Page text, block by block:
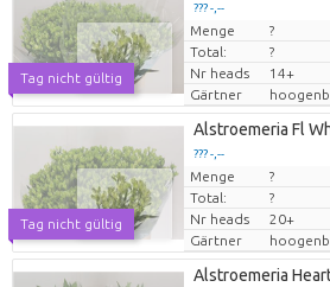
Tag nicht gültig
??? -,--
Preis pro Stück
Menge ?
Total:
?
Nr heads
14+
Gärtner
Tag nicht gültig
Alstroemeria Fl
??? -,--
Preis pro Stück
Menge ?
Total:
?
Nr heads
20+
Gärtner
Alstroemeria